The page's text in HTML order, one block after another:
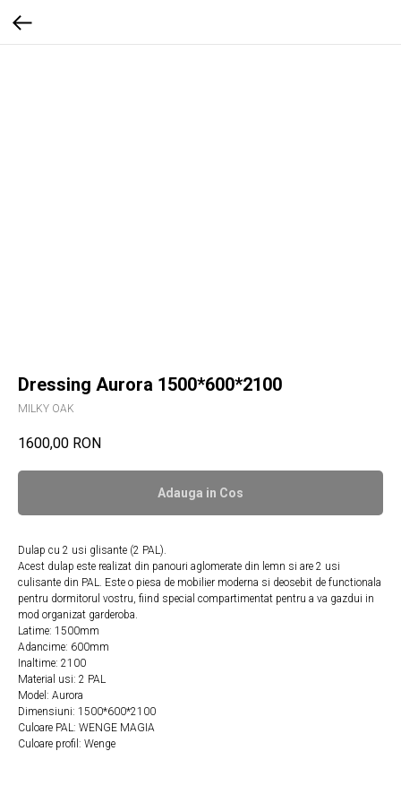
Dressing Aurora 1500*600*2100
MILKY OAK
1600,00 RON
Adauga in Сos
Dulap cu 2 usi glisante (2 PAL).
Acest dulap este realizat din panouri aglomerate din lemn si are 2 usi
culisante din PAL. Este o piesa de mobilier moderna si deosebit de functionala
pentru dormitorul vostru, fiind special compartimentat pentru a va gazdui in
mod organizat garderoba.
Latime: 1500mm
Adancime: 600mm
Inaltime: 2100
Material usi: 2 PAL
Model: Aurora
Dimensiuni: 1500*600*2100
Culoare PAL: WENGE MAGIA
Culoare profil: Wenge